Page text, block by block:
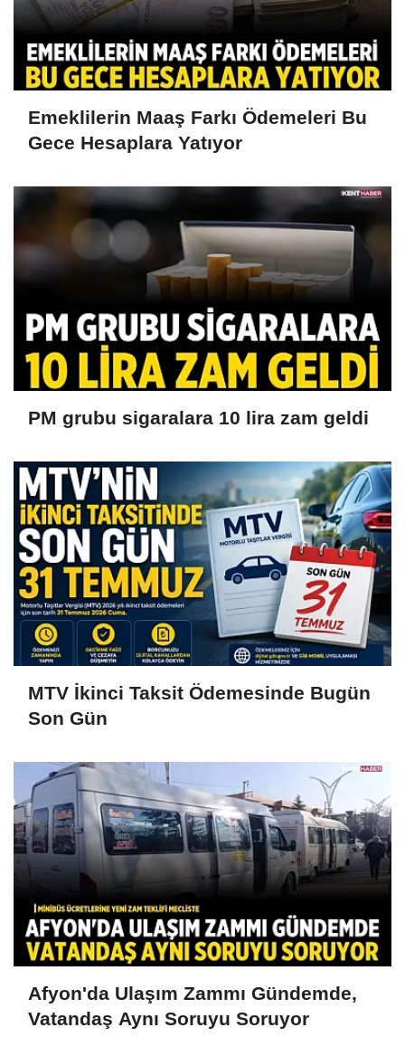
Emeklilerin Maaş Farkı Ödemeleri Bu
Gece Hesaplara Yatıyor
PM grubu sigaralara 10 lira zam geldi
MTV İkinci Taksit Ödemesinde Bugün
Son Gün
Afyon'da Ulaşım Zammı Gündemde,
Vatandaş Aynı Soruyu Soruyor